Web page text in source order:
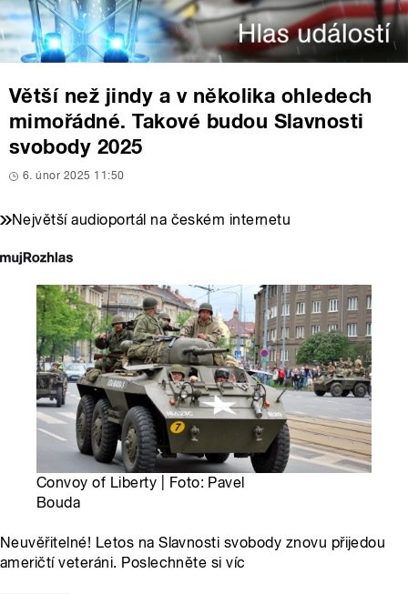
Větší než jindy a v několika ohledech
mimořádné. Takové budou Slavnosti
svobody 2025
6. únor 2025 11:50
Největší audioportál na českém internetu
Convoy of Liberty | Foto: Pavel
Bouda
Neuvěřitelné! Letos na Slavnosti svobody znovu přijedou
američtí veteráni. Poslechněte si víc